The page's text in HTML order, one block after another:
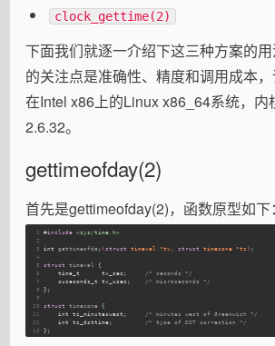
clock_gettime(2)
下面我们就逐一介绍下这三种方案的
的关注点是准确性、精度和调用成本
在Intel x86上的Linux x86_64系统，内
2.6.32。
gettimeofday(2)
首先是gettimeofday(2)，函数原型如下：
1
2
3
4
5
6
7
8
9
10
11
12
13
#include <sys/time.h>
int gettimeofday (struct timeval *tv, struct timezone *tz) ;
struct timeval
{
time_t
      tv_sec;
/* seconds */
suseconds_t
tv_usec;
/* microseconds */
};
struct timezone {
int
tz_minuteswest;
/* minutes west of Greenwich */
int
tz_dsttime;
/* type of DST correction */
};